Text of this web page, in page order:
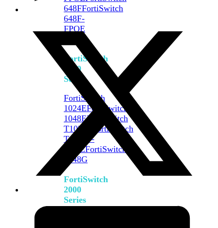
648FFortiSwitch
648F-
FPOE
FortiSwitch
1000
Series
FortiSwitch
1024EFortiSwitch
1048EFortiSwitch
T1024E
FortiSwitch
T1024F-
FPOEFortiSwitch
1048G
FortiSwitch
2000
Series